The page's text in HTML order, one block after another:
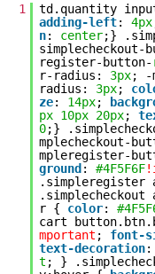
1 td.quantity
adding-left: 4px
n: center;}
simplecheckout-
register-button-
r-radius: 3px; -
radius: 3px;
ze: 14px;
px 10px 20px;
0;}
mplecheckout-
mpleregister-
ground : #4F5F6F
.simpleregister
r { color:
cart
mportant ; font-
text-decoration:
t ; }